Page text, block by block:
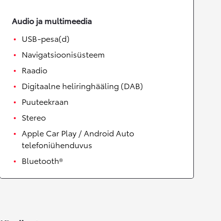
Audio ja multimeedia
USB-pesa(d)
Navigatsioonisüsteem
Raadio
Digitaalne heliringhääling (DAB)
Puuteekraan
Stereo
Apple Car Play / Android Auto
telefoniühenduvus
Bluetooth®